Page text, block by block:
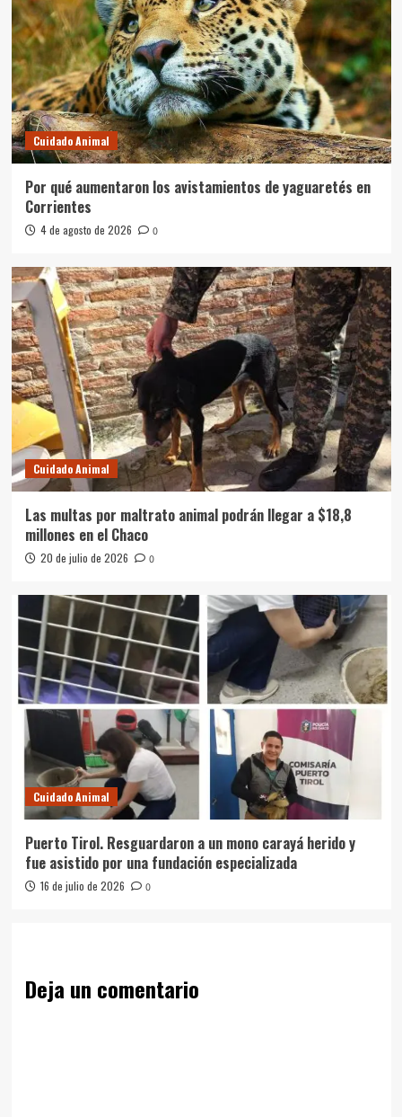
Cuidado Animal
Por qué aumentaron los avistamientos de yaguaretés en
Corrientes
4 de agosto de 2026 0
Cuidado Animal
Las multas por maltrato animal podrán llegar a $18,8
millones en el Chaco
20 de julio de 2026 0
Cuidado Animal
Puerto Tirol. Resguardaron a un mono carayá herido y
fue asistido por una fundación especializada
16 de julio de 2026 0
Deja un comentario